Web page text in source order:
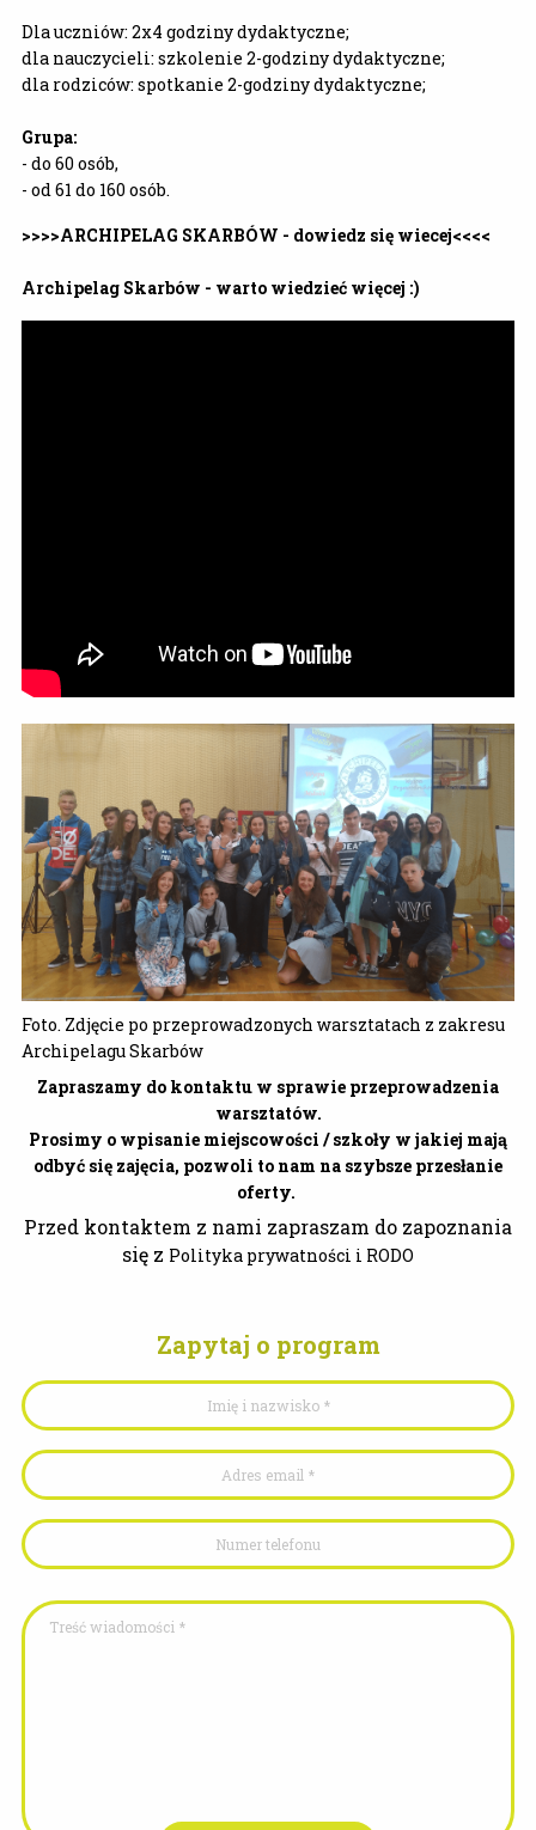
Dla uczniów: 2x4 godziny dydaktyczne;
dla nauczycieli: szkolenie 2-godziny dydaktyczne;
dla rodziców: spotkanie 2-godziny dydaktyczne;
Grupa:
- do 60 osób,
- od 61 do 160 osób.
>>>>ARCHIPELAG SKARBÓW - dowiedz się wiecej<<<<
Archipelag Skarbów - warto wiedzieć więcej :)
Foto. Zdjęcie po przeprowadzonych warsztatach z zakresu
Archipelagu Skarbów
Zapraszamy do kontaktu w sprawie przeprowadzenia
warsztatów.
Prosimy o wpisanie miejscowości / szkoły w jakiej mają
odbyć się zajęcia, pozwoli to nam na szybsze przesłanie
oferty.
Przed kontaktem z nami zapraszam do zapoznania
się z Polityka prywatności i RODO
Zapytaj o program